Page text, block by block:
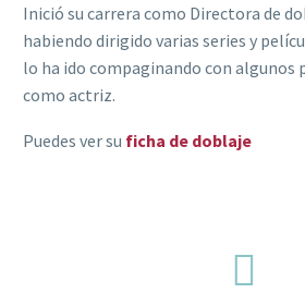
Inició su carrera como Directora de
habiendo dirigido varias series y
lo ha ido compaginando con algunos
como actriz.
Puedes ver su ficha de doblaje